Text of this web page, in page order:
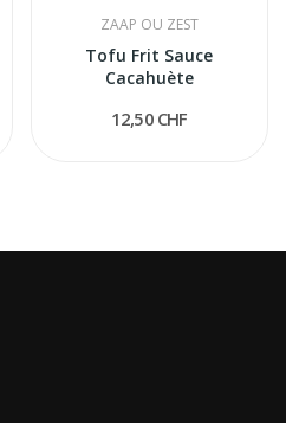
ZAAP OU ZEST
Tofu Frit Sauce
Cacahuète
12,50 CHF